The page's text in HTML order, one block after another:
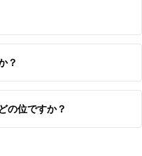
？
の位ですか？